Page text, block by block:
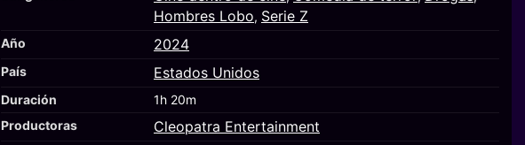
Hombres Lobo, Serie Z
Año 2024
País Estados Unidos
Duración
1h 20m
Productoras
Cleopatra Entertainment